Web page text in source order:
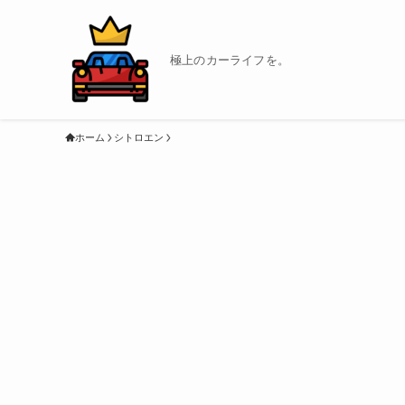
極上のカーライフを。
ホーム シトロエン